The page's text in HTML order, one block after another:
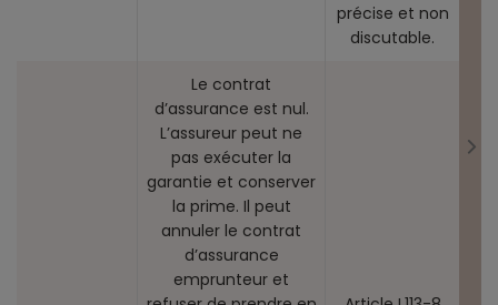
précise et non
discutable.
Le contrat
d’assurance est nul.
L’assureur peut ne
pas exécuter la
garantie et conserver
la prime. Il peut
annuler le contrat
d’assurance
emprunteur et